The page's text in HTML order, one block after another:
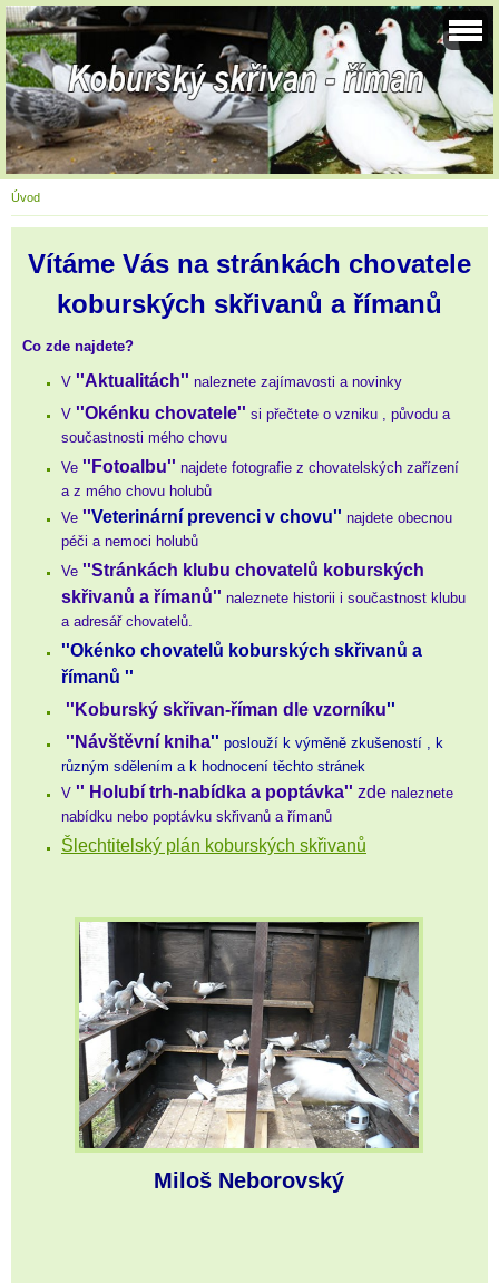
Úvod
Vítáme Vás na stránkách chovatele
koburských skřivanů a římanů
Co zde najdete?
V ''Aktualitách'' naleznete zajímavosti a novinky
V ''Okénku chovatele'' si přečtete o vzniku , původu a
součastnosti mého chovu
Ve ''Fotoalbu'' najdete fotografie z chovatelských zařízení
a z mého chovu holubů
Ve ''Veterinární prevenci v chovu'' najdete obecnou
péči a nemoci holubů
Ve ''Stránkách klubu chovatelů koburských
skřivanů a římanů'' naleznete historii i součastnost klubu
a adresář chovatelů.
''Okénko chovatelů koburských skřivanů a
římanů ''
''Koburský skřivan-říman dle vzorníku''
''Návštěvní kniha'' poslouží k výměně zkušeností , k
různým sdělením a k hodnocení těchto stránek
V '' Holubí trh-nabídka a poptávka'' zde naleznete
nabídku nebo poptávku skřivanů a římanů
Šlechtitelský plán koburských skřivanů
Miloš Neborovský